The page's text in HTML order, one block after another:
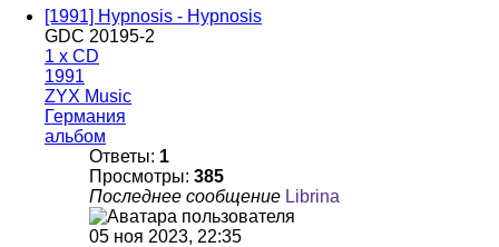
[1991] Hypnosis - Hypnosis
GDC 20195-2
1 x CD
1991
ZYX Music
Германия
альбом
Ответы: 1
Просмотры: 385
Последнее сообщение Librina
05 ноя 2023, 22:35